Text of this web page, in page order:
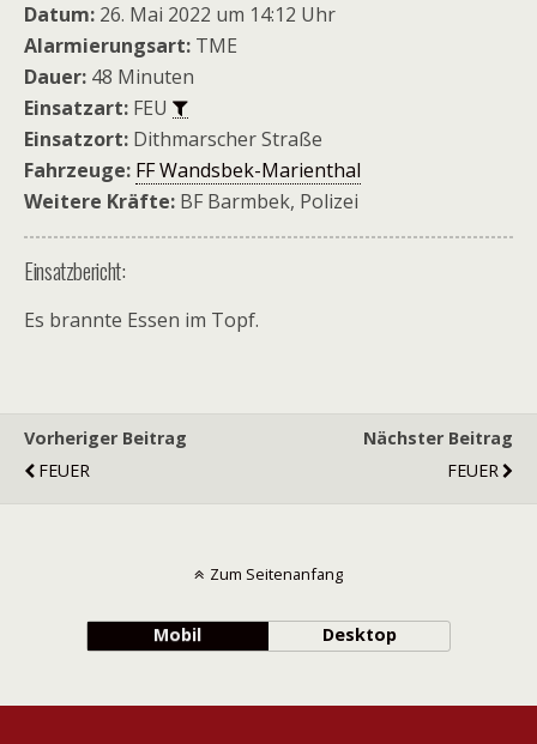
Datum: 26. Mai 2022 um 14:12 Uhr
Alarmierungsart: TME
Dauer: 48 Minuten
Einsatzart: FEU
Einsatzort: Dithmarscher Straße
Fahrzeuge: FF Wandsbek-Marienthal
Weitere Kräfte: BF Barmbek, Polizei
Einsatzbericht:
Es brannte Essen im Topf.
Vorheriger Beitrag
FEUER
Nächster Beitrag
FEUER
Zum Seitenanfang
Mobil Desktop